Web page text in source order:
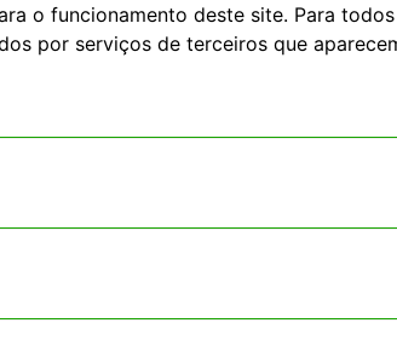
o funcionamento deste site. Para
por serviços de terceiros que